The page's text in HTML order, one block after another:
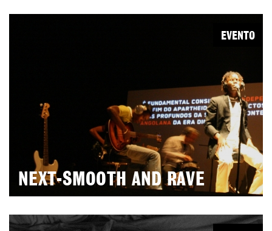
NEXT-SMOOTH AND RAVE
EVENTO